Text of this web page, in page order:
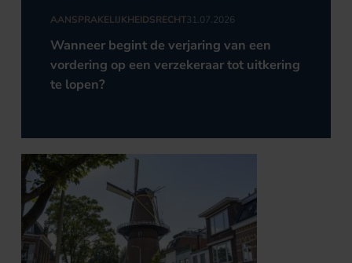
AANSPRAKELIJKHEIDSRECHT31.07.2026
Wanneer begint de verjaring van een
vordering op een verzekeraar tot uitkering
te lopen?